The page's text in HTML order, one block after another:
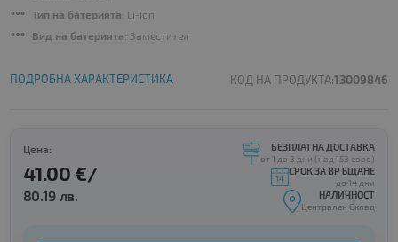
Тип на батерията: Li-Ion
Вид на батерията: Заместител
ПОДРОБНА ХАРАКТЕРИСТИКА КОД НА ПРОДУКТА:13009846
Цена:
41.00 €/
80.19 лв.
БЕЗПЛАТНА ДОСТАВКА
от 1 до 3 дни (над 153 евро)
СРОК ЗА ВРЪЩАНЕ
до 14 дни
НАЛИЧНОСТ
Централен Склад